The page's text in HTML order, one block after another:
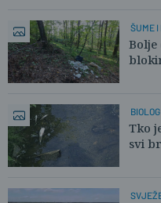
ŠUME
Bolje
Tko
svi